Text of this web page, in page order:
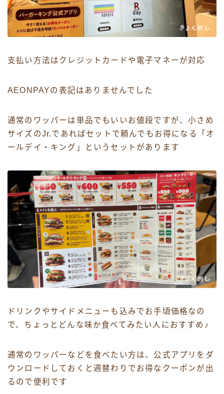
支払い方法はクレジットカードや電子マネーが対応
AEONPAYの表記はありませんでした
通常のワッパーは単品でもいいお値段ですが、小さめ
サイズのJr.であればセットで頼んでもお得になる「オ
ールデイ・キング」というセットがあります
ドリンクやサイドメニューも込みでお手頃価格なの
で、ちょっとどんな味か食べてみたい人におすすめ♪
通常のワッパーなどを食べたい方は、公式アプリをダ
ウンロードしておくと週替わりでお得なクーポンが出
るので便利です